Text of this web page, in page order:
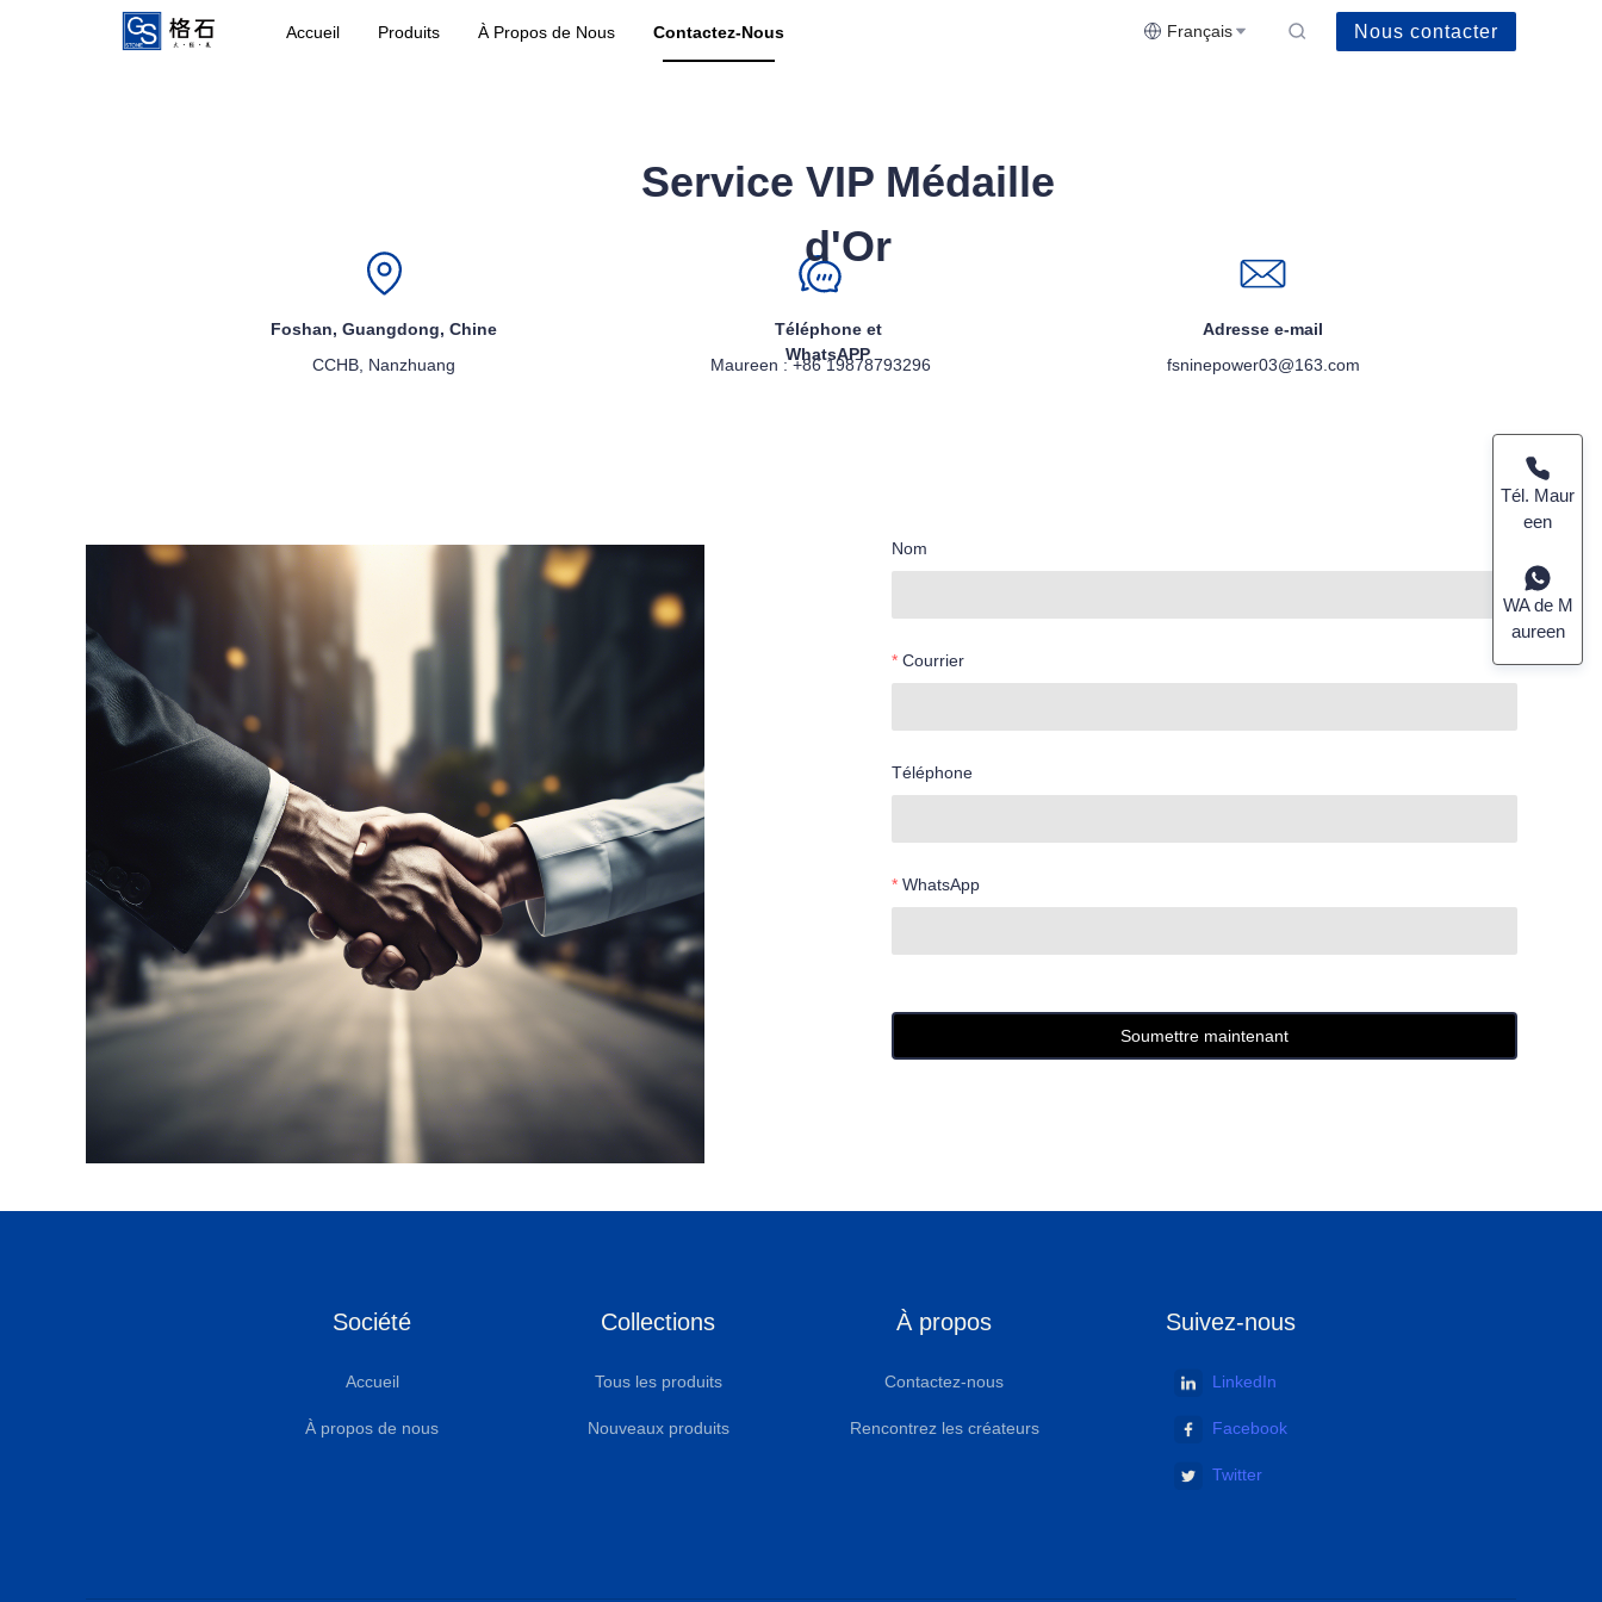
Accueil Produits À Propos de Nous Contactez-Nous Français Nous contacter
Foshan, Guangdong, Chine
CCHB, Nanzhuang
Maureen : +86 19878793296
Téléphone et
WhatsAPP
Adresse e-mail
fsninepower03@163.com
Service VIP Médaille
d'Or
Nom
Courrier
Téléphone
WhatsApp
Soumettre maintenant
Société
Accueil
À propos de nous
Collections
Tous les produits
Nouveaux produits
À propos
Contactez-nous
Rencontrez les créateurs
Suivez-nous
LinkedIn
Facebook
Twitter
Tél. Maur
een
WA de M
aureen